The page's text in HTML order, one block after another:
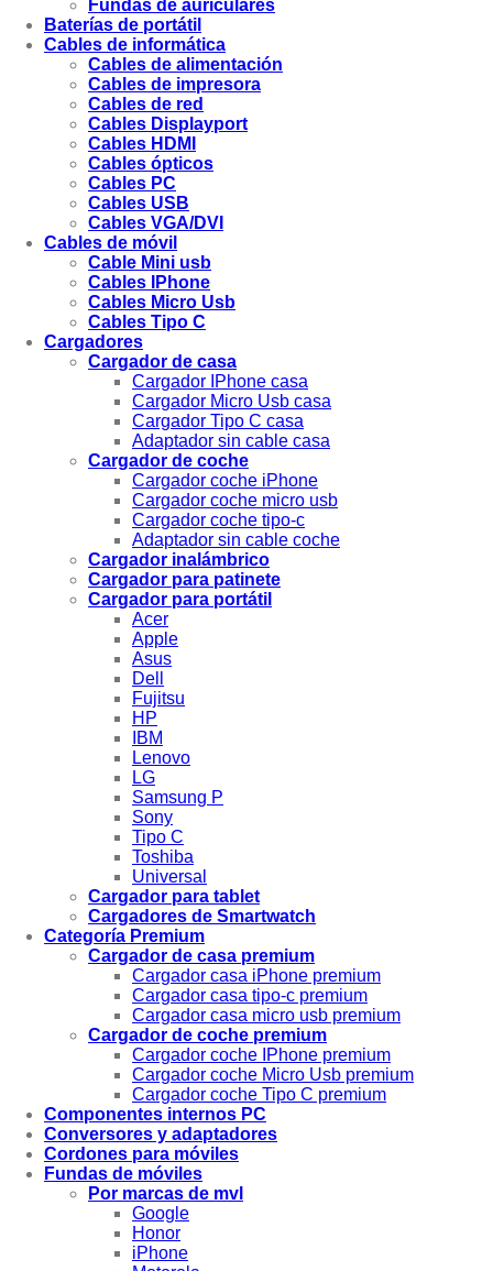
Fundas de auriculares
Baterías de portátil
Cables de informática
Cables de alimentación
Cables de impresora
Cables de red
Cables Displayport
Cables HDMI
Cables ópticos
Cables PC
Cables USB
Cables VGA/DVI
Cables de móvil
Cable Mini usb
Cables IPhone
Cables Micro Usb
Cables Tipo C
Cargadores
Cargador de casa
Cargador IPhone casa
Cargador Micro Usb casa
Cargador Tipo C casa
Adaptador sin cable casa
Cargador de coche
Cargador coche iPhone
Cargador coche micro usb
Cargador coche tipo-c
Adaptador sin cable coche
Cargador inalámbrico
Cargador para patinete
Cargador para portátil
Acer
Apple
Asus
Dell
Fujitsu
HP
IBM
Lenovo
LG
Samsung P
Sony
Tipo C
Toshiba
Universal
Cargador para tablet
Cargadores de Smartwatch
Categoría Premium
Cargador de casa premium
Cargador casa iPhone premium
Cargador casa tipo-c premium
Cargador casa micro usb premium
Cargador de coche premium
Cargador coche IPhone premium
Cargador coche Micro Usb premium
Cargador coche Tipo C premium
Componentes internos PC
Conversores y adaptadores
Cordones para móviles
Fundas de móviles
Por marcas de mvl
Google
Honor
iPhone